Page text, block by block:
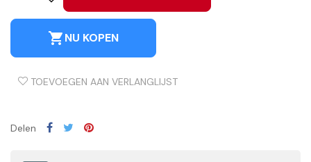
shopping_cartNU KOPEN
TOEVOEGEN AAN VERLANGLIJST
Delen